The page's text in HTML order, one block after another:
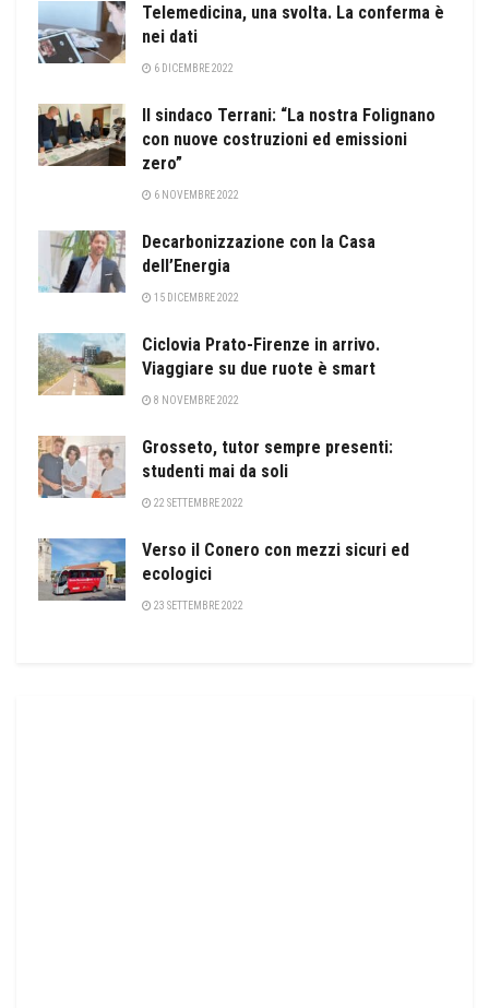
Telemedicina, una svolta. La conferma è
nei dati
6 DICEMBRE 2022
Il sindaco Terrani: “La nostra Folignano
con nuove costruzioni ed emissioni
zero”
6 NOVEMBRE 2022
Decarbonizzazione con la Casa
dell’Energia
15 DICEMBRE 2022
Ciclovia Prato-Firenze in arrivo.
Viaggiare su due ruote è smart
8 NOVEMBRE 2022
Grosseto, tutor sempre presenti:
studenti mai da soli
22 SETTEMBRE 2022
Verso il Conero con mezzi sicuri ed
ecologici
23 SETTEMBRE 2022